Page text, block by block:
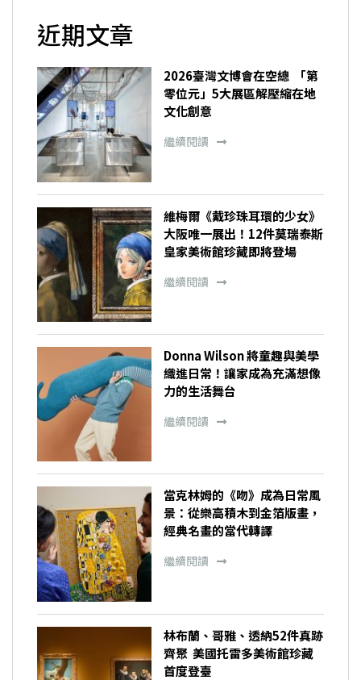
近期文章
2026臺灣文博會在空總 「第
零位元」5大展區解壓縮在地
文化創意
繼續閱讀
維梅爾《戴珍珠耳環的少女》
大阪唯一展出！12件莫瑞泰斯
皇家美術館珍藏即將登場
繼續閱讀
Donna Wilson 將童趣與美學
織進日常！讓家成為充滿想像
力的生活舞台
繼續閱讀
當克林姆的《吻》成為日常風
景：從樂高積木到金箔版畫，
經典名畫的當代轉譯
繼續閱讀
林布蘭、哥雅、透納52件真跡
齊聚 美國托雷多美術館珍藏
首度登臺